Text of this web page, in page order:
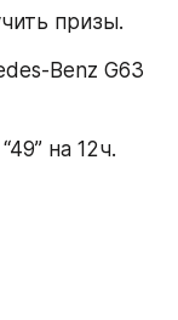
призы.
Benz G63
на 12ч.